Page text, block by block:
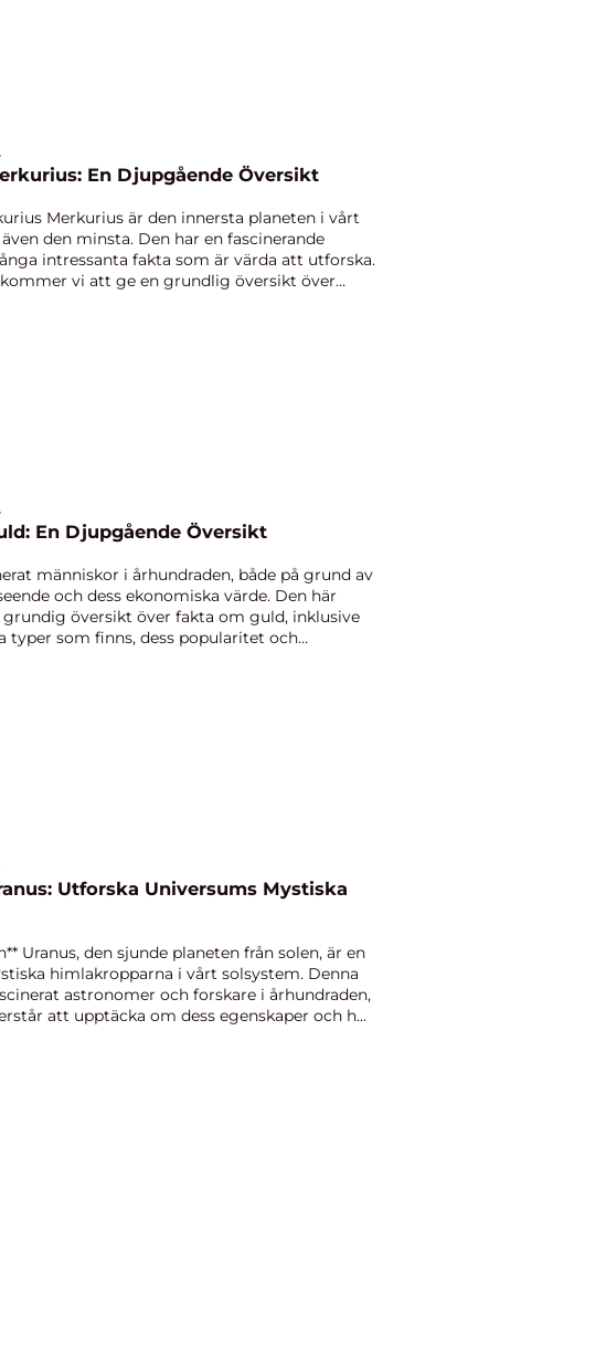
En Djupgående Översikt
Merkurius är den innersta planeten i vårt
den minsta. Den har en fascinerande
intressanta fakta som är värda att utforska.
vi att ge en grundlig översikt över
En Djupgående Översikt
människor i århundraden, både på grund av
och dess ekonomiska värde. Den här
översikt över fakta om guld, inklusive
typer som finns, dess popularitet och
Utforska Universums Mystiska
Uranus, den sjunde planeten från solen, är en
himlakropparna i vårt solsystem. Denna
astronomer och forskare i århundraden,
att upptäcka om dess egenskaper och h...